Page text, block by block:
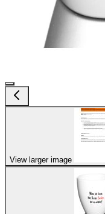
View larger image